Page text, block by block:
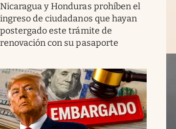
Nicaragua y Honduras prohíben el
ingreso de ciudadanos que hayan
postergado este trámite de
renovación con su pasaporte